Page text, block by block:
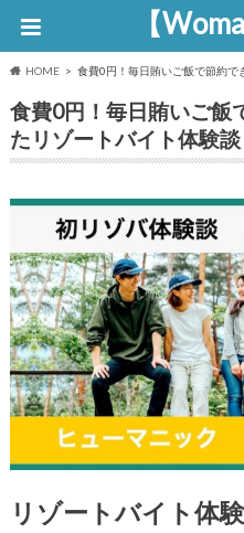
【
HOME 食費0円！毎日賄いご飯で節約で
食費0円！毎日賄いご飯
たリゾートバイト体験談
リゾートバイト体